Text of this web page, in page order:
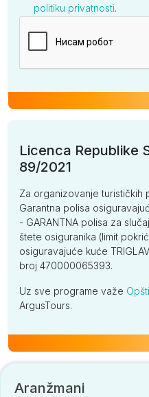
politiku privatnosti.
Licenca Republike
89/2021
Za organizovanje turističkih
Garantna polisa
- GARANTNA polisa za
štete osiguranika (limit
osiguravajuće kuće
broj 470000065393.
Uz sve programe važe
ArgusTours.
Aranžmani